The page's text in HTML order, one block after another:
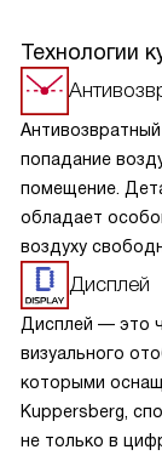
Технологии
попадание
помещение.
обладает
воздуху
образование
надежную
запахов,
поддерживает
важный
сохранению
продляет срок
Дисплей
Дисплей — это
визуального
которыми
Kuppersberg,
не только в